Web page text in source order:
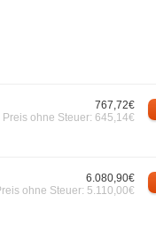
767,72€
Preis ohne Steuer: 645,14€
6.080,90€
ohne Steuer: 5.110,00€